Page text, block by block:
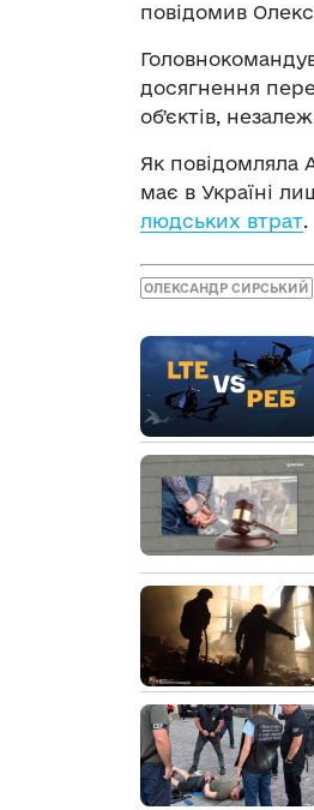
повідомив
досягнення
обʼєктів,
Як повідомляла
має в Україні
людських втрат.
ОЛЕКСАНДР СИРСЬКИЙ